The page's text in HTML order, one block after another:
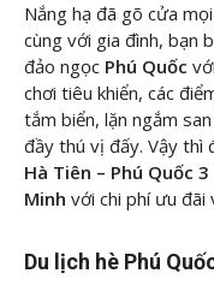
Nắng hạ đã gõ cửa
cùng với gia đình, bạn
đảo ngọc Phú Quốc
chơi tiêu khiển, các
tắm biển, lặn ngắm
đầy thú vị đấy. Vậy thì
Hà Tiên – Phú Quốc
Minh với chi phí ưu đãi
Du lịch hè Phú